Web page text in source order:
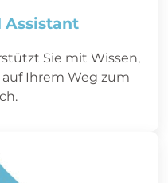
Assistant
Sie mit Wissen,
Ihrem Weg zum